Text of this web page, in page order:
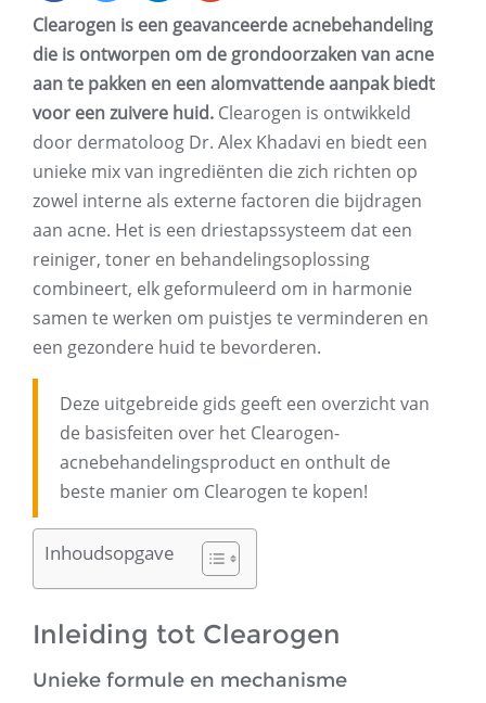
Clearogen is een geavanceerde acnebehandeling
die is ontworpen om de grondoorzaken van acne
aan te pakken en een alomvattende aanpak biedt
voor een zuivere huid. Clearogen is ontwikkeld
door dermatoloog Dr. Alex Khadavi en biedt een
unieke mix van ingrediënten die zich richten op
zowel interne als externe factoren die bijdragen
aan acne. Het is een driestapssysteem dat een
reiniger, toner en behandelingsoplossing
combineert, elk geformuleerd om in harmonie
samen te werken om puistjes te verminderen en
een gezondere huid te bevorderen.
Deze uitgebreide gids geeft een overzicht van
de basisfeiten over het Clearogen-
acnebehandelingsproduct en onthult de
beste manier om Clearogen te kopen!
Inhoudsopgave
Inleiding tot Clearogen
Unieke formule en mechanisme